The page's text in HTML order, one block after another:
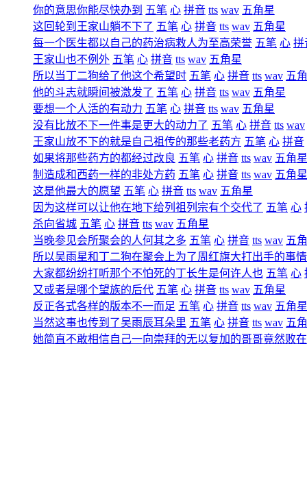
你的意思你能尽快办到 五笔 心 拼音 tts wav 五角星
这回轮到王家山躺不下了 五笔 心 拼音 tts wav 五角星
每一个医生都以自己的药治病救人为至高荣誉 五笔 心 拼
王家山也不例外 五笔 心 拼音 tts wav 五角星
所以当丁二狗给了他这个希望时 五笔 心 拼音 tts wav 五
他的斗志就瞬间被激发了 五笔 心 拼音 tts wav 五角星
要想一个人活的有动力 五笔 心 拼音 tts wav 五角星
没有比放不下一件事是更大的动力了 五笔 心 拼音 tts wav
王家山放不下的就是自己祖传的那些老药方 五笔 心 拼音
如果将那些药方的都经过改良 五笔 心 拼音 tts wav 五角星
制造成和西药一样的非处方药 五笔 心 拼音 tts wav 五角星
这是他最大的愿望 五笔 心 拼音 tts wav 五角星
因为这样可以让他在地下给列祖列宗有个交代了 五笔 心
杀向省城 五笔 心 拼音 tts wav 五角星
当晚参见会所聚会的人何其之多 五笔 心 拼音 tts wav 五
所以吴雨星和丁二狗在聚会上为了周红旗大打出手的事
大家都纷纷打听那个不怕死的丁长生是何许人也 五笔 心
又或者是哪个望族的后代 五笔 心 拼音 tts wav 五角星
反正各式各样的版本不一而足 五笔 心 拼音 tts wav 五角星
当然这事也传到了吴雨辰耳朵里 五笔 心 拼音 tts wav 五
她简直不敢相信自己一向崇拜的无以复加的哥哥竟然败